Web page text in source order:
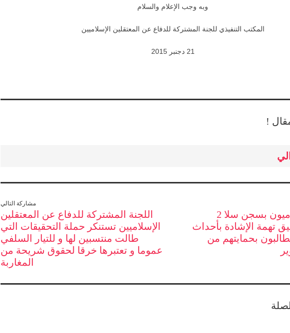
وبه وجب الإعلام والسلام
المكتب التنفيذي للجنة المشتركة للدفاع عن المعتقلين الإسلاميين
21 دجنبر 2015
!
معتقلون إسلاميون بسجن سلا 2
تهمة الإشادة بأحداث
بحمايتهم من
مشاركة التالي
اللجنة المشتركة للدفاع عن المعتقلين
الإسلاميين تستنكر حملة التحقيقات التي
طالت منتسبين لها و للتيار السلفي
عموما و تعتبرها خرقا لحقوق شريحة من
المغاربة